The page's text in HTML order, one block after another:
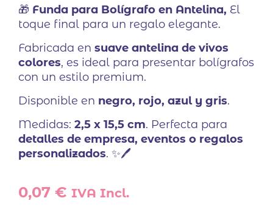
🎁 Funda para Bolígrafo en Antelina, El
toque final para un regalo elegante.
Fabricada en suave antelina de vivos
colores, es ideal para presentar bolígrafos
con un estilo premium.
Disponible en negro, rojo, azul y gris.
Medidas: 2,5 x 15,5 cm. Perfecta para
detalles de empresa, eventos o regalos
personalizados. ✨🖊️
0,07 € IVA Incl.